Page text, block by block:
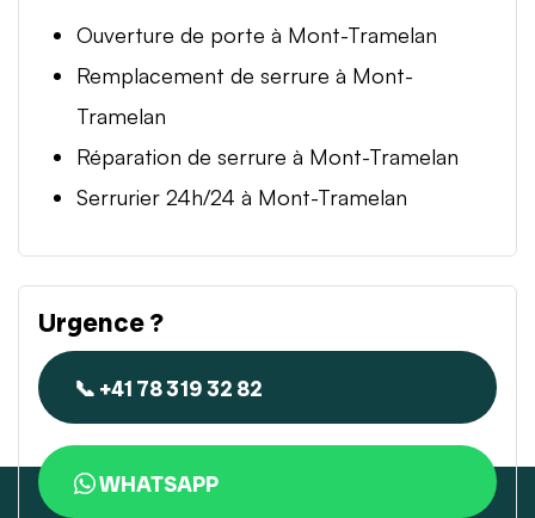
Ouverture de porte à Mont-Tramelan
Remplacement de serrure à Mont-
Tramelan
Réparation de serrure à Mont-Tramelan
Serrurier 24h/24 à Mont-Tramelan
Urgence ?
📞 +41 78 319 32 82
WHATSAPP